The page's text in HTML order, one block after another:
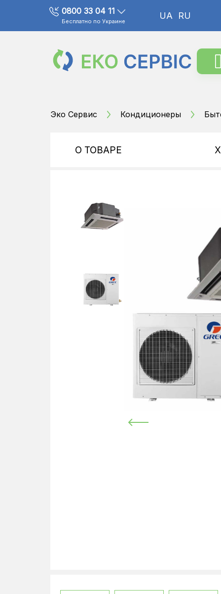
0800 33 04 11
Бесплатно по Украине
UA RU
Эко Сервис Кондиционеры
О ТОВАРЕ